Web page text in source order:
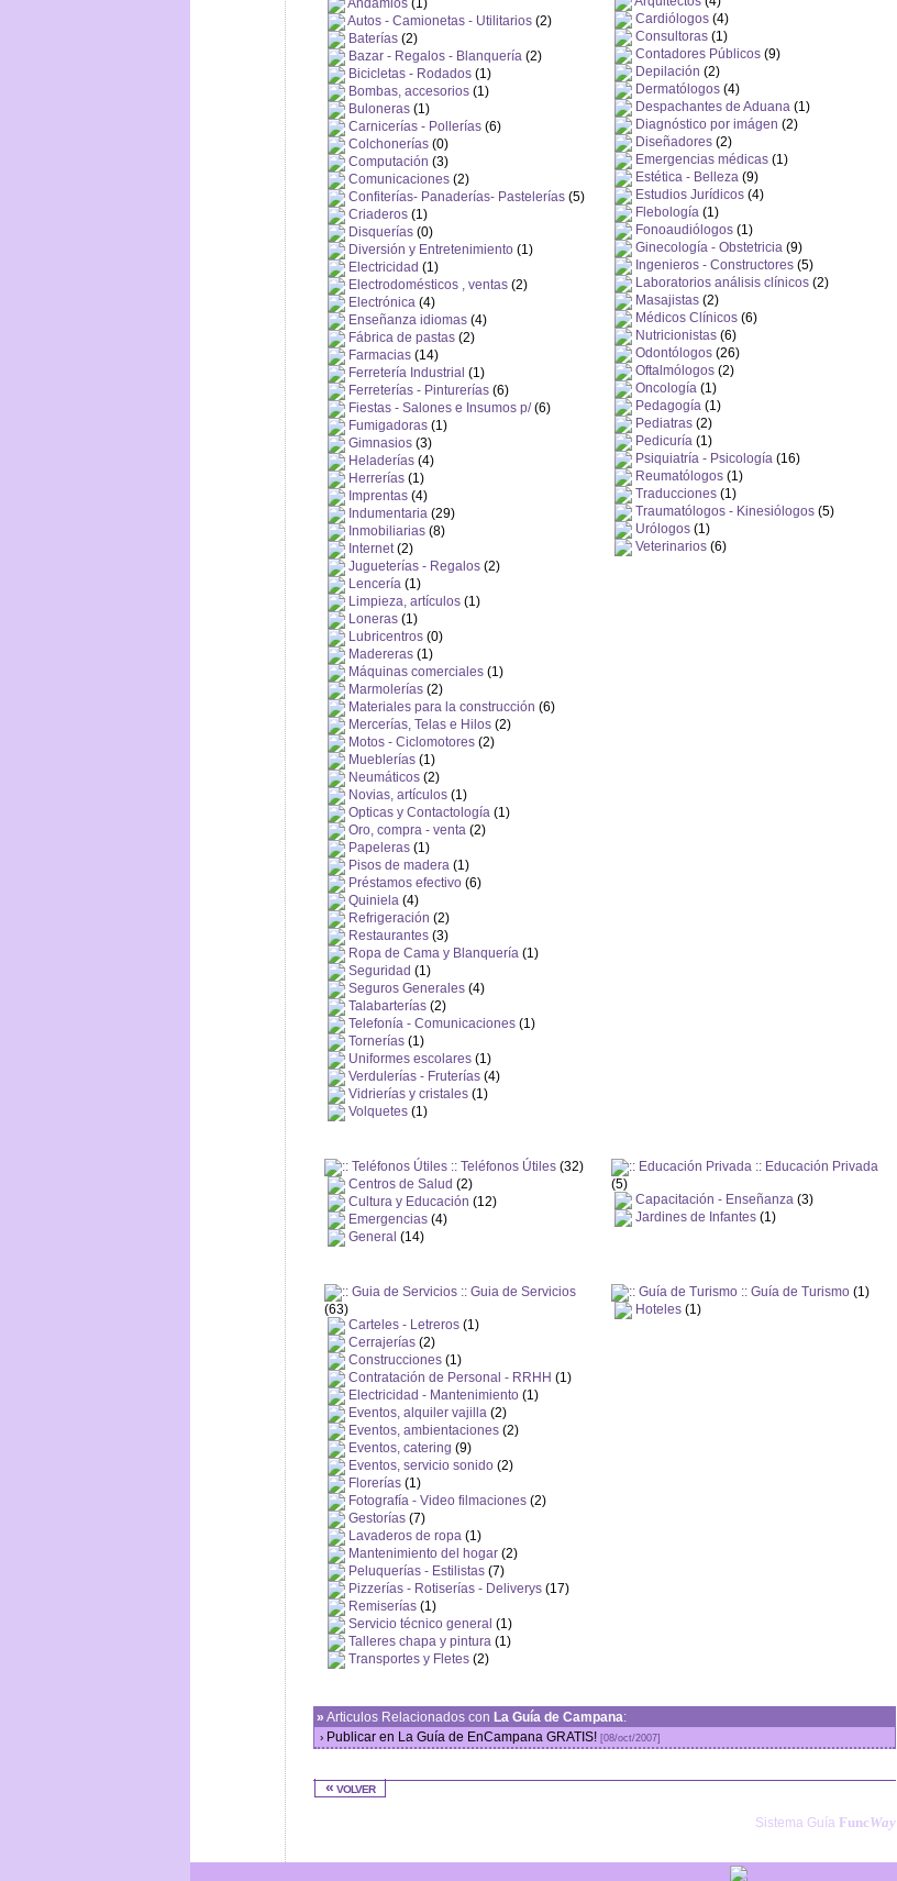
Andamios (1)
Autos - Camionetas - Utilitarios (2)
Baterías (2)
Bazar - Regalos - Blanquería (2)
Bicicletas - Rodados (1)
Bombas, accesorios (1)
Buloneras (1)
Carnicerías - Pollerías (6)
Colchonerías (0)
Computación (3)
Comunicaciones (2)
Confiterías- Panaderías- Pastelerías (5)
Criaderos (1)
Disquerías (0)
Diversión y Entretenimiento (1)
Electricidad (1)
Electrodomésticos , ventas (2)
Electrónica (4)
Enseñanza idiomas (4)
Fábrica de pastas (2)
Farmacias (14)
Ferretería Industrial (1)
Ferreterías - Pinturerías (6)
Fiestas - Salones e Insumos p/(6)
Fumigadoras (1)
Gimnasios (3)
Heladerías (4)
Herrerías (1)
Imprentas (4)
Indumentaria (29)
Inmobiliarias (8)
Internet(2)
Jugueterías - Regalos (2)
Lencería (1)
Limpieza, artículos (1)
Loneras (1)
Lubricentros (0)
Madereras (1)
Máquinas comerciales (1)
Marmolerías (2)
Materiales para la construcción (6)
Mercerías, Telas e Hilos (2)
Motos - Ciclomotores (2)
Mueblerías (1)
Neumáticos (2)
Novias, artículos (1)
Opticas y Contactología (1)
Oro, compra - venta (2)
Papeleras (1)
Pisos de madera (1)
Préstamos efectivo (6)
Quiniela (4)
Refrigeración (2)
Restaurantes (3)
Ropa de Cama y Blanquería (1)
Seguridad (1)
Seguros Generales (4)
Talabarterías (2)
Telefonía - Comunicaciones (1)
Tornerías (1)
Uniformes escolares (1)
Verdulerías - Fruterías (4)
Vidrierías y cristales (1)
Volquetes (1)
Cardiólogos (4)
Consultoras (1)
Contadores Públicos (9)
Depilación (2)
Dermatólogos (4)
Despachantes de Aduana (1)
Diagnóstico por imágen (2)
Diseñadores (2)
Emergencias médicas (1)
Estética - Belleza (9)
Estudios Jurídicos (4)
Flebología (1)
Fonoaudiólogos (1)
Ginecología - Obstetricia (9)
Ingenieros - Constructores (5)
Laboratorios análisis clínicos (2)
Masajistas (2)
Médicos Clínicos (6)
Nutricionistas (6)
Odontólogos (26)
Oftalmólogos (2)
Oncología (1)
Pedagogía (1)
Pediatras (2)
Pedicuría (1)
Psiquiatría - Psicología (16)
Reumatólogos (1)
Traducciones (1)
Traumatólogos - Kinesiólogos (5)
Urólogos (1)
Veterinarios (6)
Teléfonos Útiles (32)
Centros de Salud (2)
Cultura y Educación (12)
Emergencias (4)
General (14)
Educación Privada
(5)
Capacitación - Enseñanza (3)
Jardines de Infantes (1)
Guia de Servicios
(63)
Carteles - Letreros (1)
Cerrajerías (2)
Construcciones (1)
Contratación de Personal - RRHH (1)
Electricidad - Mantenimiento (1)
Eventos, alquiler vajilla (2)
Eventos, ambientaciones (2)
Eventos, catering (9)
Eventos, servicio sonido (2)
Florerías (1)
Fotografía - Video filmaciones (2)
Gestorías (7)
Lavaderos de ropa (1)
Mantenimiento del hogar (2)
Peluquerías - Estilistas (7)
Pizzerías - Rotiserías - Deliverys (17)
Remiserías (1)
Servicio técnico general (1)
Talleres chapa y pintura (1)
Transportes y Fletes (2)
Guía de Turismo (1)
Hoteles (1)
» Articulos Relacionados con La Guía de Campana:
› Publicar en La Guía de EnCampana GRATIS! [08/oct/2007]
« volver
Sistema Guía FuncWay